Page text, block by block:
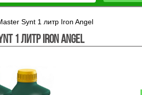
Synt 1 литр Iron Angel
1 литр Iron Angel